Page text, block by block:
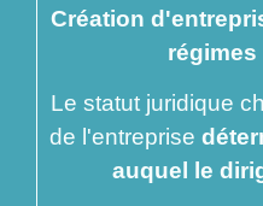
Création
Le statut juridique
de l'entreprise
auquel le